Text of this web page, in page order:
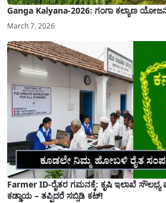
Ganga Kalyana-2026: ಗಂಗಾ ಕಲ್ಯಾಣ
March 7, 2026
Farmer ID-ರೈತರ ಗಮನಕ್ಕೆ: ಕೃಷಿ ಇಲಾಖೆ
ಕಡ್ಡಾಯ – ತಪ್ಪಿದರೆ ಸಬ್ಸಿಡಿ ಕಟ್!